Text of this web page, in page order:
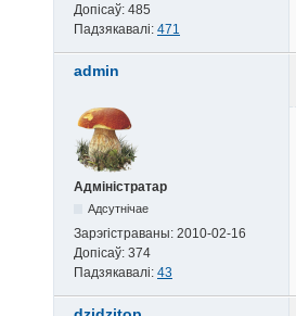
Допісаў: 485
Падзякавалі: 471
admin
Адміністратар
Адсутнічае
Зарэгістраваны: 2010-02-16
Допісаў: 374
Падзякавалі: 43